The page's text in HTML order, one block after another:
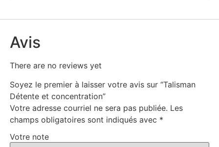
Avis
There are no reviews yet
Soyez le premier à laisser votre avis sur “Talisman
Détente et concentration”
Votre adresse courriel ne sera pas publiée. Les
champs obligatoires sont indiqués avec *
Votre note